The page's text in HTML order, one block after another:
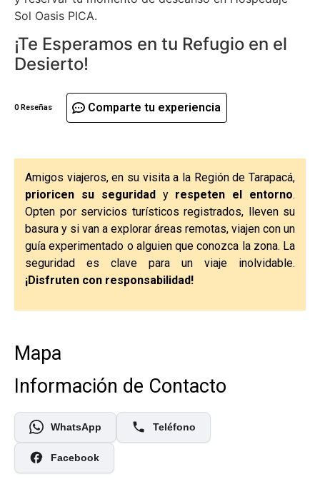
Sol Oasis PICA.
¡Te Esperamos en tu Refugio en el
Desierto!
0 Reseñas Comparte tu experiencia
Amigos viajeros, en su visita a la Región de Tarapacá,
prioricen su seguridad y respeten el entorno.
Opten por servicios turísticos registrados, lleven su
basura y si van a explorar áreas remotas, viajen con un
guía experimentado o alguien que conozca la zona. La
seguridad es clave para un viaje inolvidable.
¡Disfruten con responsabilidad!
Mapa
Información de Contacto
WhatsApp Teléfono
Facebook